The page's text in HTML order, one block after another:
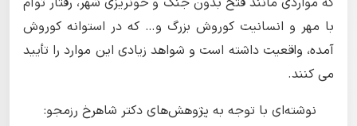
با مهر و انسانیت کوروش بزرگ و… که در استوانه کوروش
آمده، واقعیت داشته است و شواهد زیادی این موارد را تأیید
می کنند.
نوشته‌ای با توجه به پژوهش‌های دکتر شاهرخ رزمجو: